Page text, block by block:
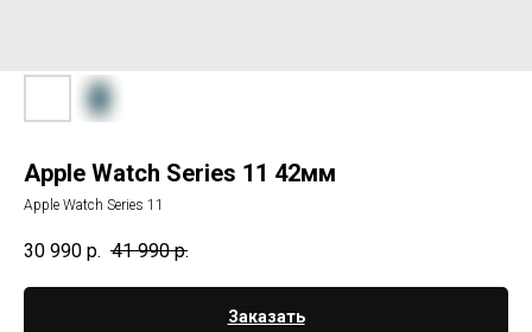
Apple Watch Series 11 42мм
Apple Watch Series 11
30 990 р. 41 990 р.
Заказать